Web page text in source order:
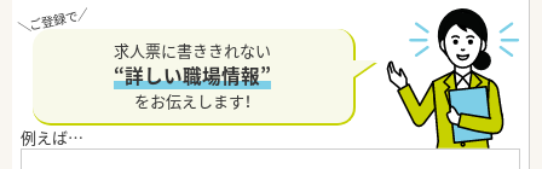
求人票に書ききれない
“詳しい職場情報”
をお伝えします！